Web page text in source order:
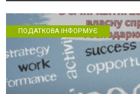
ПОДАТКОВА ІНФОРМУЄ